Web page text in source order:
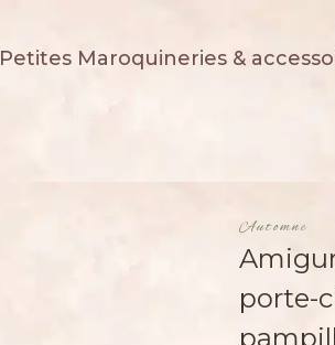
Petites Maroquineries &
Automne
porte-